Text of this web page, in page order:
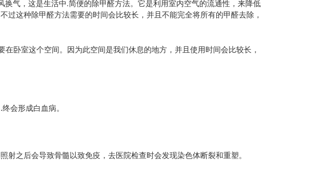
气，这是生活中.简便的除甲醛方法。它是利用室内空气的流通性，来降低
过这种除甲醛方法需要的时间会比较长，并且不能完全将所有的甲醛去除，
卧室这个空间。因为此空间是我们休息的地方，并且使用时间会比较长，
会形成白血病。
射之后会导致骨髓以致免疫，去医院检查时会发现染色体断裂和重塑。